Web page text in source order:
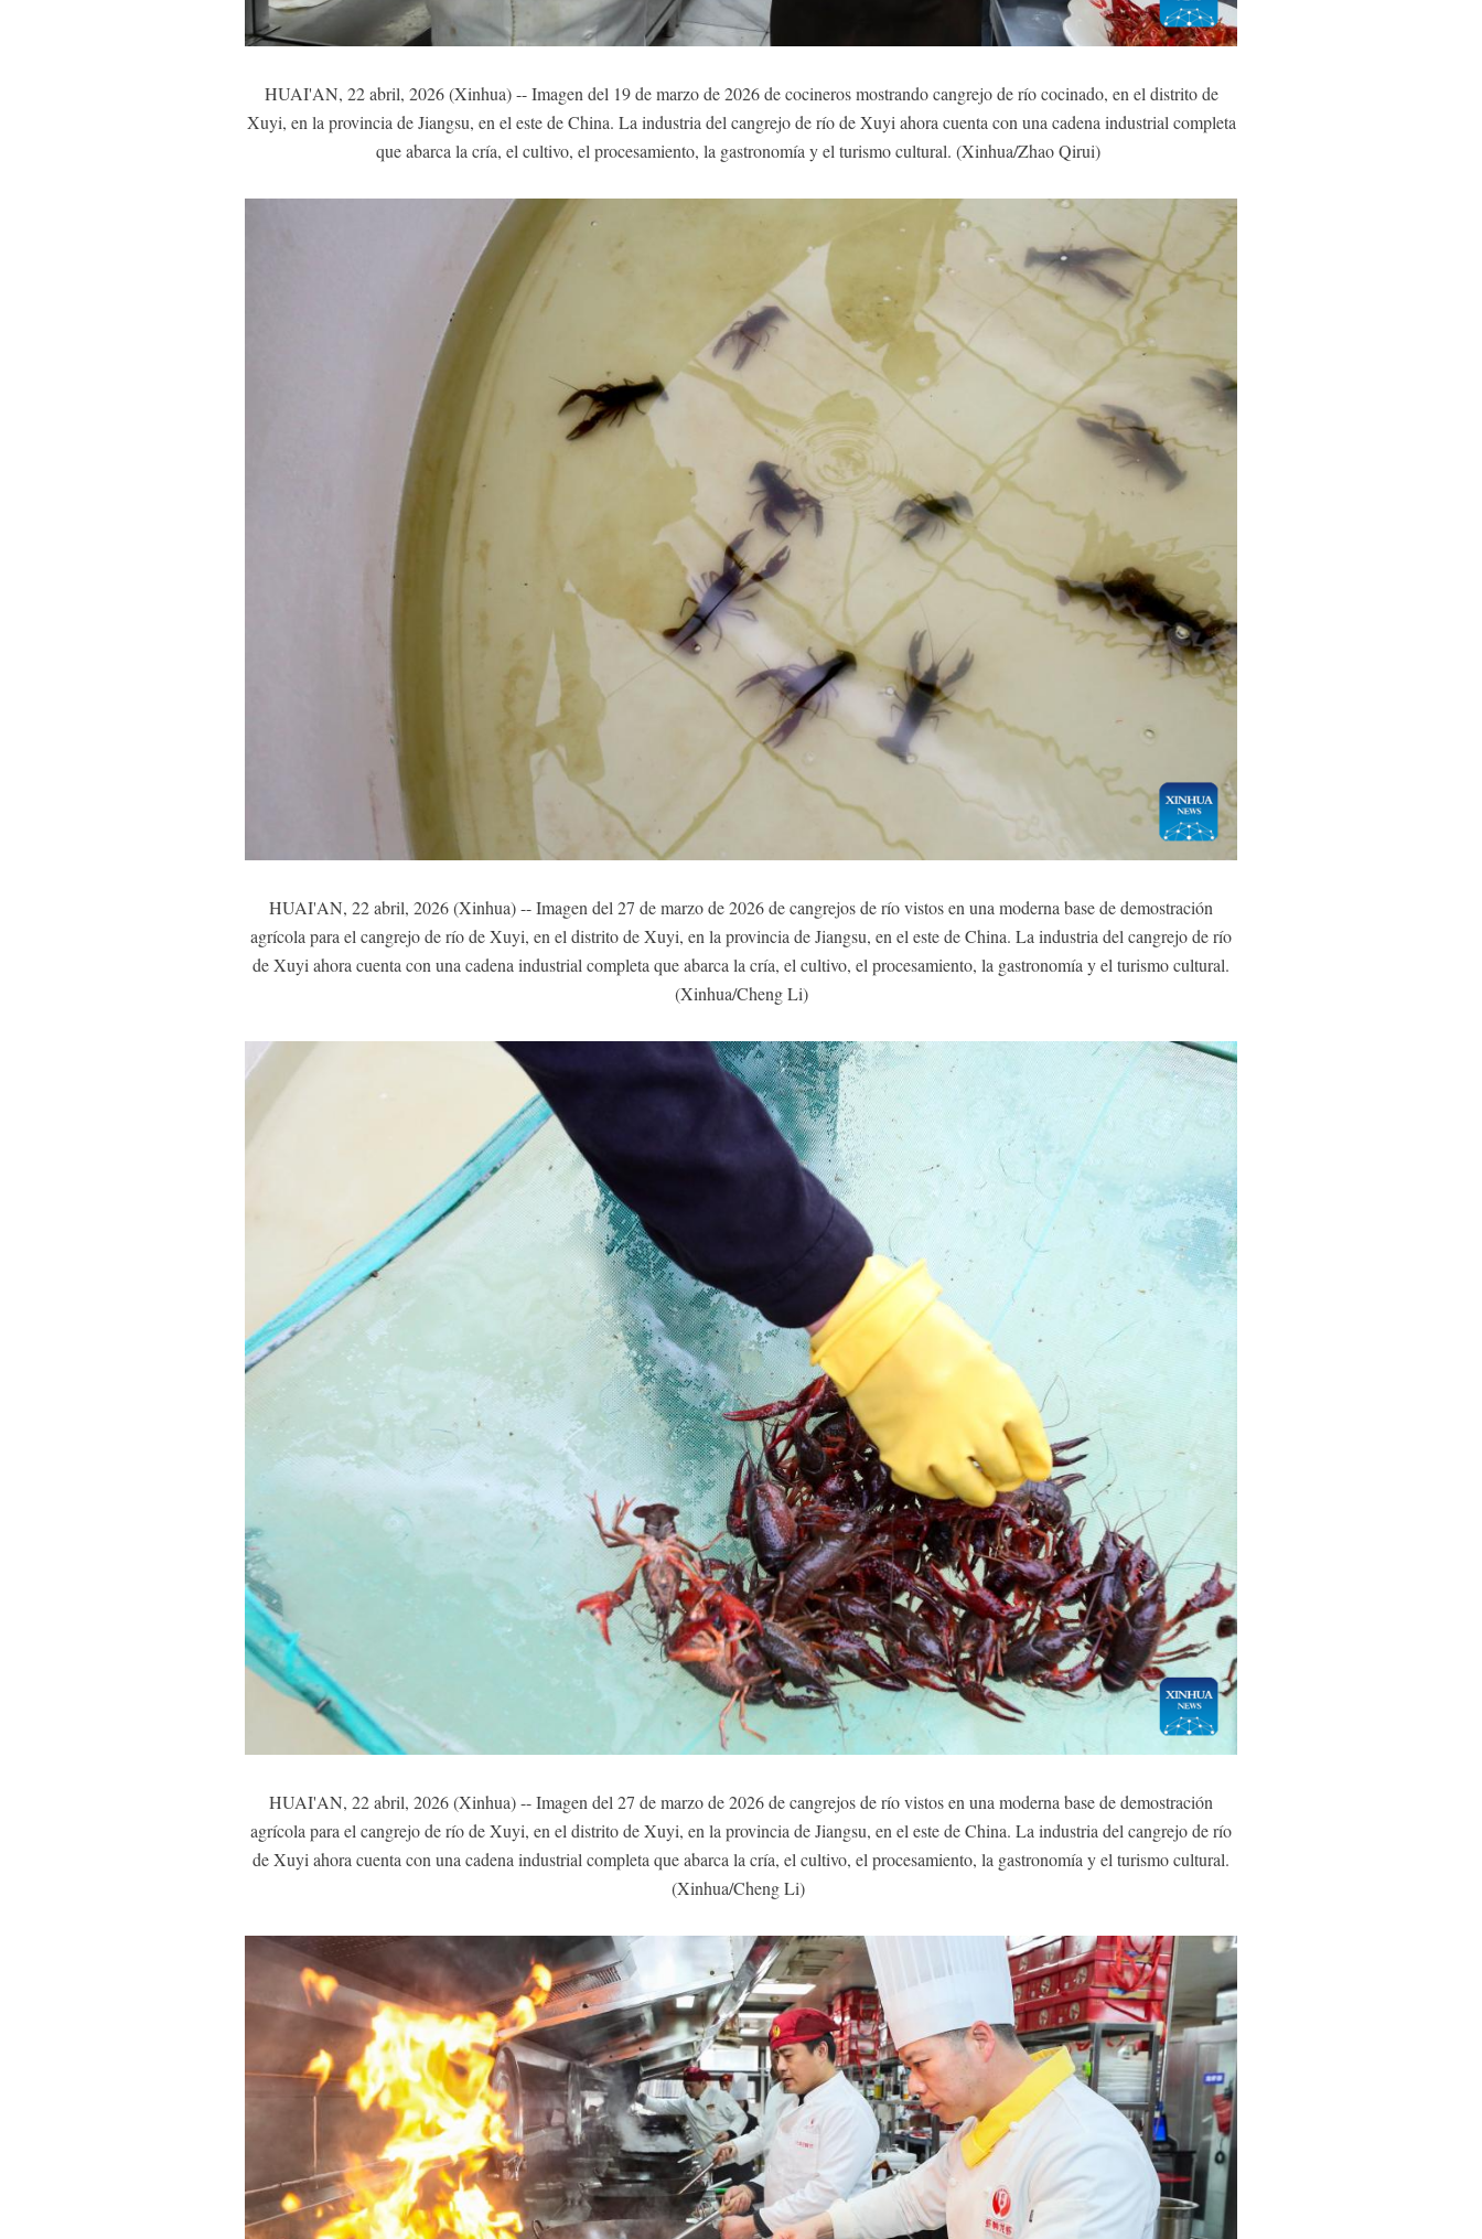
HUAI'AN, 22 abril, 2026 (Xinhua) -- Imagen del 19 de marzo de 2026 de cocineros mostrando cangrejo de río cocinado, en el distrito de
Xuyi, en la provincia de Jiangsu, en el este de China. La industria del cangrejo de río de Xuyi ahora cuenta con una cadena industrial completa
que abarca la cría, el cultivo, el procesamiento, la gastronomía y el turismo cultural. (Xinhua/Zhao Qirui)
HUAI'AN, 22 abril, 2026 (Xinhua) -- Imagen del 27 de marzo de 2026 de cangrejos de río vistos en una moderna base de demostración
agrícola para el cangrejo de río de Xuyi, en el distrito de Xuyi, en la provincia de Jiangsu, en el este de China. La industria del cangrejo de río
de Xuyi ahora cuenta con una cadena industrial completa que abarca la cría, el cultivo, el procesamiento, la gastronomía y el turismo cultural.
(Xinhua/Cheng Li)
HUAI'AN, 22 abril, 2026 (Xinhua) -- Imagen del 27 de marzo de 2026 de cangrejos de río vistos en una moderna base de demostración
agrícola para el cangrejo de río de Xuyi, en el distrito de Xuyi, en la provincia de Jiangsu, en el este de China. La industria del cangrejo de río
de Xuyi ahora cuenta con una cadena industrial completa que abarca la cría, el cultivo, el procesamiento, la gastronomía y el turismo cultural.
(Xinhua/Cheng Li)